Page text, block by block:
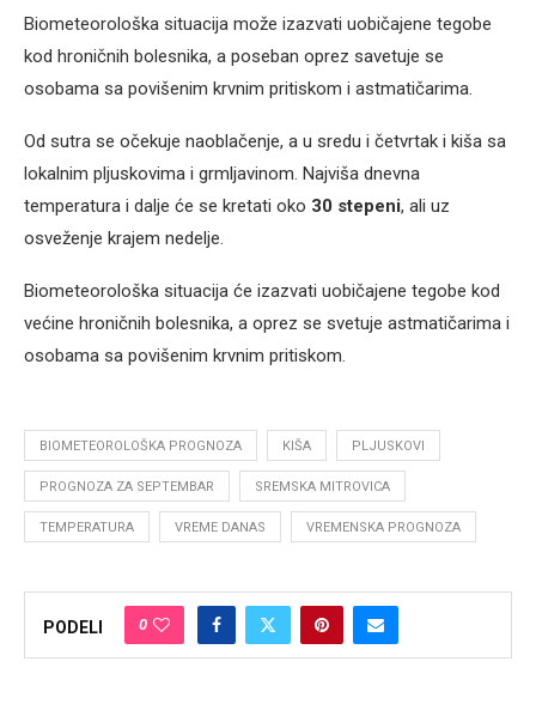
Biometeorološka situacija može izazvati uobičajene tegobe
kod hroničnih bolesnika, a poseban oprez savetuje se
osobama sa povišenim krvnim pritiskom i astmatičarima.
Od sutra se očekuje naoblačenje, a u sredu i četvrtak i kiša sa
lokalnim pljuskovima i grmljavinom. Najviša dnevna
temperatura i dalje će se kretati oko 30 stepeni, ali uz
osveženje krajem nedelje.
Biometeorološka situacija će izazvati uobičajene tegobe kod
većine hroničnih bolesnika, a oprez se svetuje astmatičarima i
osobama sa povišenim krvnim pritiskom.
BIOMETEOROLOŠKA PROGNOZA KIŠA PLJUSKOVI
PROGNOZA ZA SEPTEMBAR SREMSKA MITROVICA
TEMPERATURA VREME DANAS VREMENSKA PROGNOZA
PODELI 0